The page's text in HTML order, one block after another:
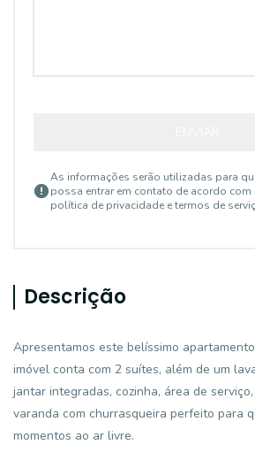
As informações serão utilizadas para
possa entrar em contato de acordo com
política de privacidade e termos de
Descrição
Apresentamos este belíssimo
imóvel conta com 2 suítes, além de um
jantar integradas, cozinha, área de
varanda com churrasqueira perfeito para
momentos ao ar livre.